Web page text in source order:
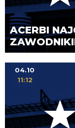
ACERBI
04.10
11:12